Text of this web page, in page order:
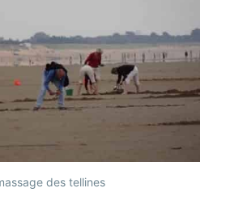
des tellines